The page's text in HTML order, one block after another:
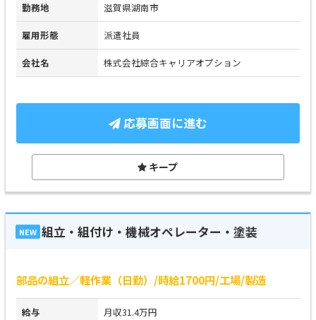
勤務地 滋賀県湖南市
雇用形態 派遣社員
会社名 株式会社綜合キャリアオプション
応募画面に進む
キープ
NEW 組立・組付け・機械オペレーター・塗装
部品の組立／軽作業（日勤）/時給1700円/工場/製造
給与 月収31.4万円